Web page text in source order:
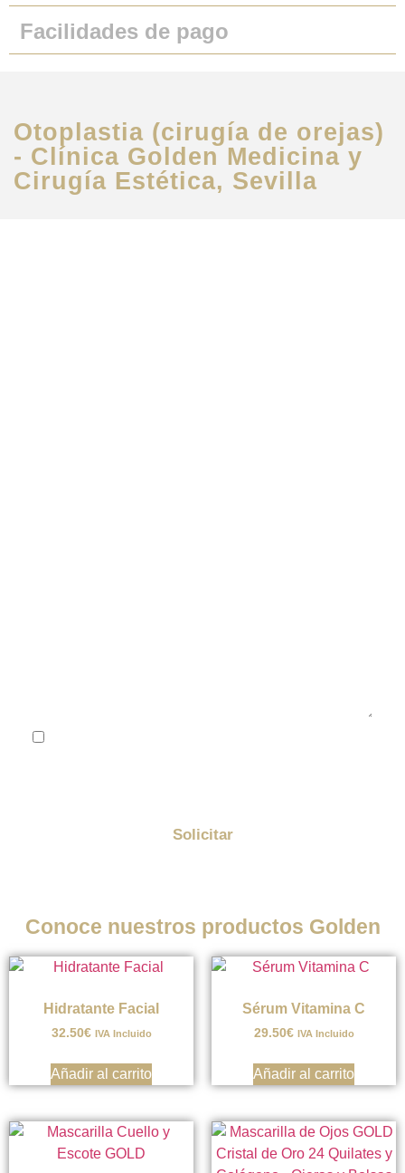
Facilidades de pago
Otoplastia (cirugía de orejas)
- Clínica Golden Medicina y
Cirugía Estética, Sevilla
Solicitar
Conoce nuestros productos Golden
Hidratante Facial
32.50€ IVA Incluido
Añadir al carrito
Sérum Vitamina C
29.50€ IVA Incluido
Añadir al carrito